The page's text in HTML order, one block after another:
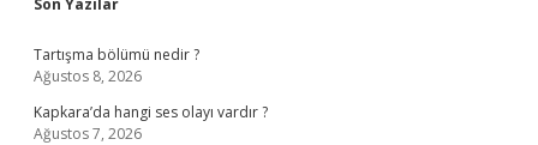
Sidebar
Son Yazılar
Tartışma bölümü nedir ?
Ağustos 8, 2026
Kapkara’da hangi ses olayı vardır ?
Ağustos 7, 2026